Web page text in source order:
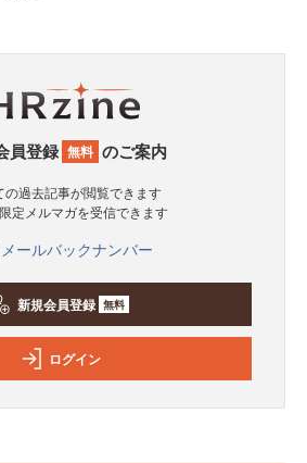
員登録 無料 のご案内
の過去記事が閲覧できます
定メルマガを受信できます
メールバックナンバー
新規会員登録 無料
ログイン